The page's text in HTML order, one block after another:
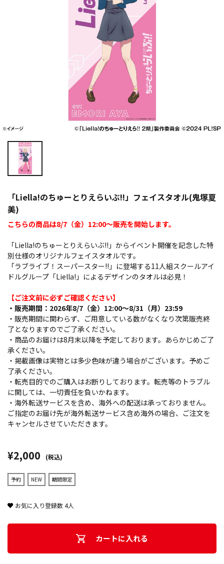
「Liella!のちゅーとりえらいぶ!!」フェイスタオル(鬼塚夏
美)
こちらの商品は8/7（金）12:00～販売を開始します。
「Liella!のちゅーとりえらいぶ!!」からイベント開催を記念した特
別仕様のオリジナルフェイスタオルです。
「ラブライブ！スーパースター!!」に登場する11人組スクールアイ
ドルグループ「Liella!」によるデザインのタオルは必見！
【ご注文前に必ずご確認ください】
・販売期間：2026年8/7（金）12:00～8/31（月）23:59
・販売期間に関わらず、ご用意している数がなくなり次第販売終
了となりますのでご了承ください。
・商品のお届けは8月末以降を予定しております。あらかじめご了
承ください。
・掲載画像は実物とは多少色味が違う場合がございます。予めご
了承ください。
・転売目的でのご購入はお断りしております。転売等のトラブル
に関しては、一切責任を負いかねます。
・海外転送サービスを含め、海外への配送は承っておりません。
ご指定のお届け先が海外転送サービス含め海外の場合、ご注文を
キャンセルさせていただきます。
¥2,000 (税込)
予約 NEW 期間限定
お気に入り登録数4人
カートに入れる